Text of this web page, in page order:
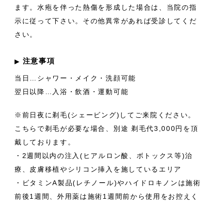
ます。水疱を伴った熱傷を形成した場合は、当院の指
示に従って下さい。その他異常があれば受診してくだ
さい。
▶︎ 注意事項
当日…シャワー・メイク・洗顔可能
翌日以降…入浴・飲酒・運動可能
※前日夜に剃毛(シェービング)してご来院ください。
こちらで剃毛が必要な場合、別途 剃毛代3,000円を頂
戴しております。
・2週間以内の注入(ヒアルロン酸、ボトックス等)治
療、皮膚移植やシリコン挿入を施しているエリア
・ビタミンA製品(レチノール)やハイドロキノンは施術
前後1週間、外用薬は施術1週間前から使用をお控えく